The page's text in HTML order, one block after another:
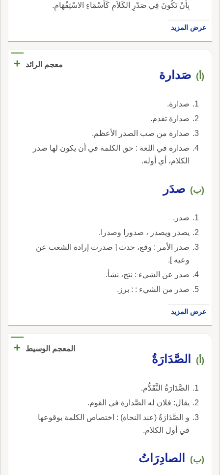
بِأَنْ تَكُونَ فِي صَدْرِ الكَلاَمِ كَأَسْمَاءِ الاسْتِفْهَامِ.
عرض المزيد
معجم الرائد +
(أ) صَدارة
صدارة.
صدارة تقدم.
صدارة من صب الصدر الأعظم.
صدارة في اللغة : حق الكلمة في أن يكون لها صدر
الكلام، أي أوله.
(ب) صدَر
صدر.
يصدر ويصدر ، صدورا وصدرا.
صدر الأمر : وقع، حدث [ صدرت إرادة الشعب عن
وعيه ].
صدر عن الشيء : نتج، نشأ.
صدر من الشيء : : برز.
عرض المزيد
المعجم الوسيط +
(أ) الصَّدَارَةُ
الصَّدَارَةُ التَّقَدُّم.
يقال: فلان له الصَّدارة في القوم.
و الصَّدَارَةُ (عند النحاة) : اختصاص الكلمة بوقوعها
في أول الكلام.
(ب) الصادِرَاتُ